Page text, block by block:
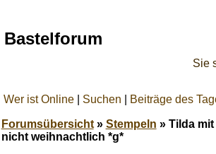
Bastelforum
Sie
Wer ist Online Suchen Beiträge des
Forumsübersicht» Stempeln » Tilda
nicht weihnachtlich *g*